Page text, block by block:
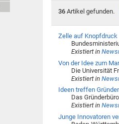
36Artikel gefunden.
Zelle auf Knopfdruck
Existiert in
Von der Idee zum
Die Universität
Existiert in
Ideen treffen Gründer
Das
Existiert in
Junge Innovatoren